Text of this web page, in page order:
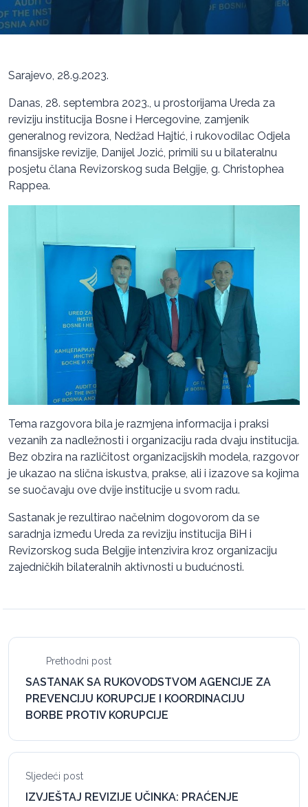
Sarajevo, 28.9.2023.
Danas, 28. septembra 2023., u prostorijama Ureda za
reviziju institucija Bosne i Hercegovine, zamjenik
generalnog revizora, Nedžad Hajtić, i rukovodilac Odjela
finansijske revizije, Danijel Jozić, primili su u bilateralnu
posjetu člana Revizorskog suda Belgije, g. Christophea
Rappea.
Tema razgovora bila je razmjena informacija i praksi
vezanih za nadležnosti i organizaciju rada dvaju institucija.
Bez obzira na različitost organizacijskih modela, razgovor
je ukazao na slična iskustva, prakse, ali i izazove sa kojima
se suočavaju ove dvije institucije u svom radu.
Sastanak je rezultirao načelnim dogovorom da se
saradnja između Ureda za reviziju institucija BiH i
Revizorskog suda Belgije intenzivira kroz organizaciju
zajedničkih bilateralnih aktivnosti u budućnosti.
Prethodni post
SASTANAK SA RUKOVODSTVOM AGENCIJE ZA
PREVENCIJU KORUPCIJE I KOORDINACIJU
BORBE PROTIV KORUPCIJE
Sljedeći post
IZVJEŠTAJ REVIZIJE UČINKA: PRAĆENJE